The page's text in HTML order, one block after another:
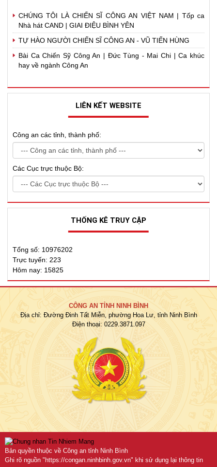
CHÚNG TÔI LÀ CHIẾN SĨ CÔNG AN VIỆT NAM | Tốp ca
Nhà hát CAND | GIAI ĐIỆU BÌNH YÊN
TỰ HÀO NGƯỜI CHIẾN SĨ CÔNG AN - VŨ TIẾN HÙNG
Bài Ca Chiến Sỹ Công An | Đức Tùng - Mai Chi | Ca khúc
hay về ngành Công An
LIÊN KẾT WEBSITE
Công an các tỉnh, thành phố:
Các Cục trực thuộc Bộ:
THỐNG KÊ TRUY CẬP
Tổng số: 10976202
Trực tuyến: 223
Hôm nay: 15825
CÔNG AN TỈNH NINH BÌNH
Địa chỉ: Đường Đinh Tất Miễn, phường Hoa Lư, tỉnh Ninh Bình
Điện thoại: 0229.3871.097
Bản quyền thuộc về Công an tỉnh Ninh Bình
Ghi rõ nguồn "https://congan.ninhbinh.gov.vn" khi sử dụng lại thông tin